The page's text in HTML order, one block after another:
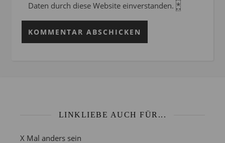
Daten durch diese Website einverstanden. *
LINKLIEBE AUCH FÜR...
X Mal anders sein